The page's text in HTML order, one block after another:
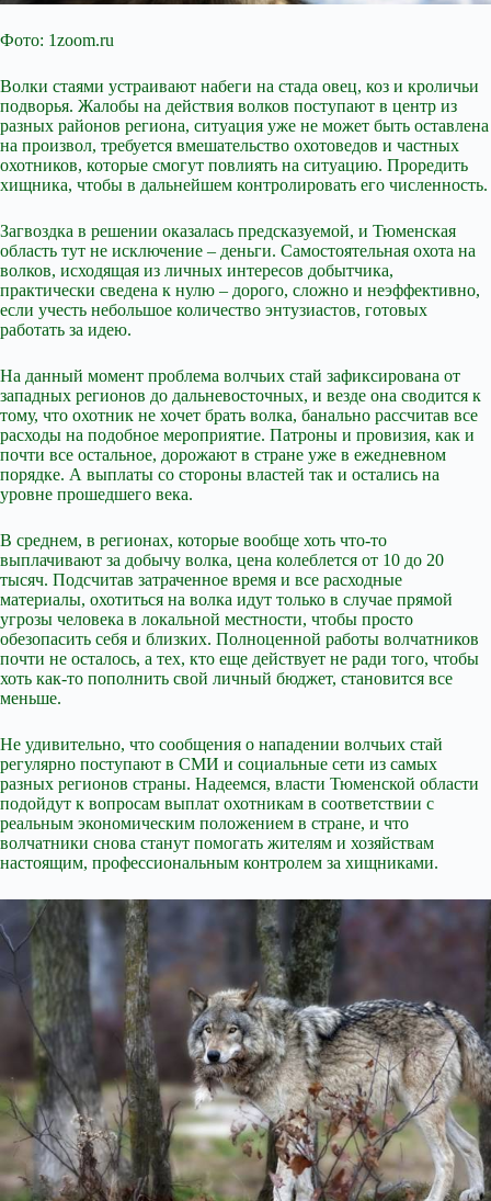
Фото: 1zoom.ru
Волки стаями устраивают набеги на стада овец, коз и кроличьи
подворья. Жалобы на действия волков поступают в центр из
разных районов региона, ситуация уже не может быть оставлена
на произвол, требуется вмешательство охотоведов и частных
охотников, которые смогут повлиять на ситуацию. Проредить
хищника, чтобы в дальнейшем контролировать его численность.
Загвоздка в решении оказалась предсказуемой, и Тюменская
область тут не исключение – деньги. Самостоятельная охота на
волков, исходящая из личных интересов добытчика,
практически сведена к нулю – дорого, сложно и неэффективно,
если учесть небольшое количество энтузиастов, готовых
работать за идею.
На данный момент проблема волчьих стай зафиксирована от
западных регионов до дальневосточных, и везде она сводится к
тому, что охотник не хочет брать волка, банально рассчитав все
расходы на подобное мероприятие. Патроны и провизия, как и
почти все остальное, дорожают в стране уже в ежедневном
порядке. А выплаты со стороны властей так и остались на
уровне прошедшего века.
В среднем, в регионах, которые вообще хоть что-то
выплачивают за добычу волка, цена колеблется от 10 до 20
тысяч. Подсчитав затраченное время и все расходные
материалы, охотиться на волка идут только в случае прямой
угрозы человека в локальной местности, чтобы просто
обезопасить себя и близких. Полноценной работы волчатников
почти не осталось, а тех, кто еще действует не ради того, чтобы
хоть как-то пополнить свой личный бюджет, становится все
меньше.
Не удивительно, что сообщения о нападении волчьих стай
регулярно поступают в СМИ и социальные сети из самых
разных регионов страны. Надеемся, власти Тюменской области
подойдут к вопросам выплат охотникам в соответствии с
реальным экономическим положением в стране, и что
волчатники снова станут помогать жителям и хозяйствам
настоящим, профессиональным контролем за хищниками.